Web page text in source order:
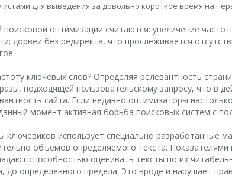
для выведения за довольно короткое время на
оптимизации считаются: увеличение
дорвеи без редиректа, что прослеживается
ключевых слов? Определяя релевантность
подходящей пользовательскому запросу, что в
сайта. Если недавно оптимизаторы
момент активная борьба поисковых систем с
ключевиков использует специально разработанные
объемов определяемого текста.
способностью оценивать тексты по их
до определенного предела. Это вроде и нарушает